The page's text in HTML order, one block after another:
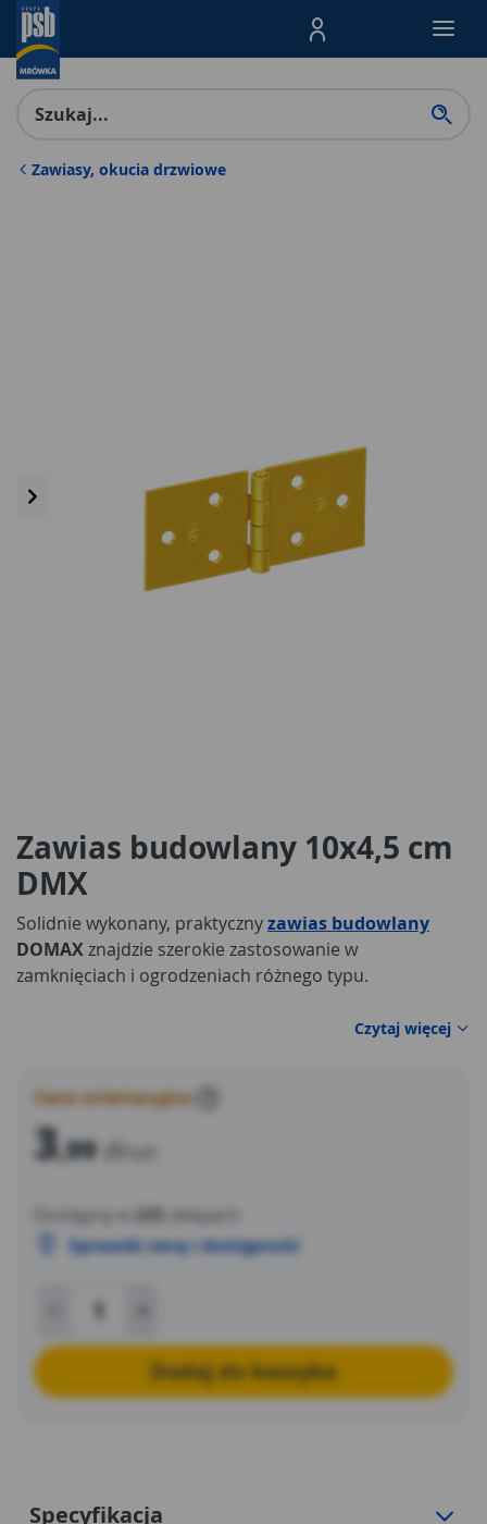
Menu Produktów,
Zawiasy, okucia drzwiowe
Zawias budowlany 10x4,5 cm
DMX
Solidnie wykonany, praktycznyzawias budowlany
DOMAXznajdzie szerokie zastosowanie w
zamknięciach i ogrodzeniach różnego typu.
Czytaj więcej
Cena orientacyjna
3,99 zł
Dostępny w
sklepach
Sprawdź cenę i dostępność
Dodaj do koszyka
Specyfikacja